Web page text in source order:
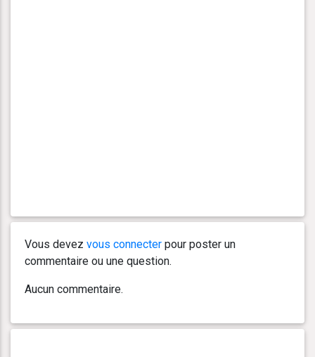
Vous devez vous connecter pour poster un
commentaire ou une question.
Aucun commentaire.